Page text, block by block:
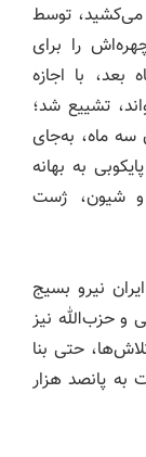
می‌کشید، توسط
را برای
با اجازه
تشییع شد؛
ماه، به‌جای
به بهانه
و شیون، ژست
نیرو بسیج
و حزب‌الله نیز
حتی بنا
به پانصد هزار